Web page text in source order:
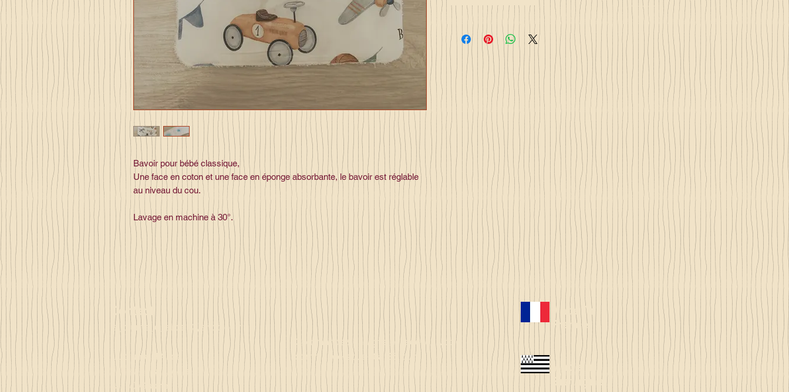
Bavoir pour bébé classique,
Une face en coton et une face en éponge absorbante, le bavoir est réglable
au niveau du cou.
Lavage en machine à 30°.
Contact
la_plume_d_alice@yahoo.com
La plume d'Alice
2, lieu dit la rivière
35140 Gosné
Commandez en ligne et recevez votre
commande sous 3 à 25 jours
Made in
France
Made in
Bretagne